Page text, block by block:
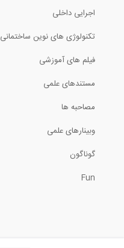
اجرایی داخلی
تکنولوژی های نوین ساختمانی
فیلم های آموزشی
مستندهای علمی
مصاحبه ها
وبینارهای علمی
گوناگون
Fun